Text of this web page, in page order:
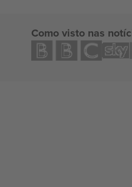
Como visto nas